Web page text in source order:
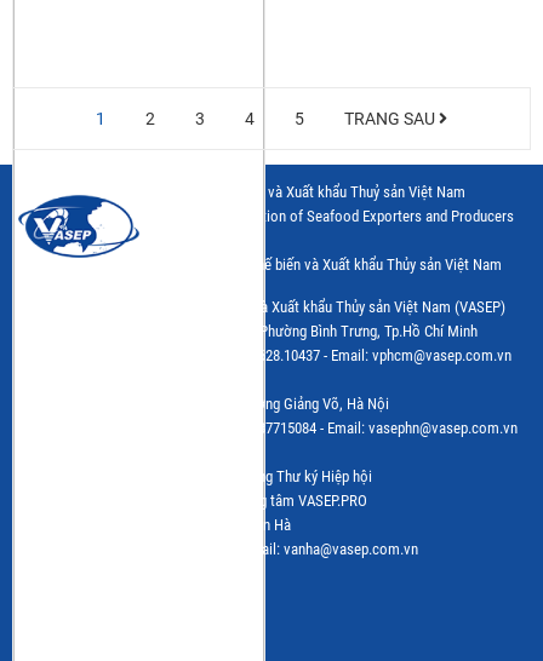
1 2 3 4 5 TRANG SAU
Hiệp hội Chế biến và Xuất khẩu Thuỷ sản Việt Nam
Vietnam Association of Seafood Exporters and Producers
Trang thông tin điện tử của Hiệp hội Chế biến và Xuất khẩu Thủy sản Việt Nam
Cơ quan Chủ quản: Hiệp hội Chế biến và Xuất khẩu Thủy sản Việt Nam (VASEP)
Trụ sở: Số 7 đường Nguyễn Quý Cảnh, Phường Bình Trưng, Tp.Hồ Chí Minh
Tel: (+84) 28.628.10430 - Fax: (+84) 28.628.10437 - Email: vphcm@vasep.com.vn
VPĐD: Số 10, Nguyễn Công Hoan, Phường Giảng Võ, Hà Nội
Tel: (+84 24) 3.7715055 - Fax: (+84 24) 37715084 - Email: vasephn@vasep.com.vn
Chịu trách nhiệm: Bà Lê Hằng - Phó Tổng Thư ký Hiệp hội
Đơn vị vận hành trang tin điện tử: Trung tâm VASEP.PRO
Trưởng Ban Biên tập: Bà Nguyễn Thị Vân Hà
Tel: (+84 24) 3.7715055 – (ext.216); email: vanha@vasep.com.vn